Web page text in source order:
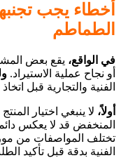
أخطاء يجب
الطماطم
في الواقع، يقع بعض
أو نجاح عملية الاستيراد.
الفنية والتجارية قبل
أولاً، لا ينبغي اختيار
المنخفض قد لا يعكس
تختلف المواصفات من
الفنية بدقة قبل تأكيد